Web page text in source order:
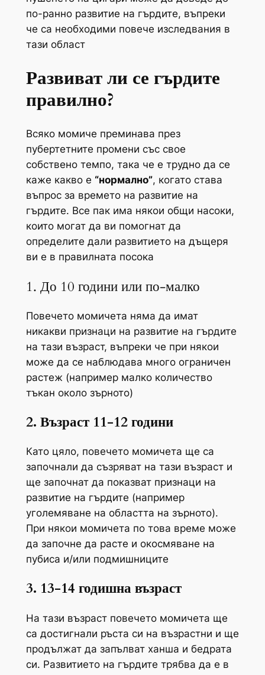
по-ранно развитие на гърдите, въпреки
че са необходими повече изследвания в
тази област
Развиват ли се гърдите
правилно?
Всяко момиче преминава през
пубертетните промени със свое
собствено темпо, така че е трудно да се
каже какво е “нормално”, когато става
въпрос за времето на развитие на
гърдите. Все пак има някои общи насоки,
които могат да ви помогнат да
определите дали развитието на дъщеря
ви е в правилната посока
1. До 10 години или по-малко
Повечето момичета няма да имат
никакви признаци на развитие на гърдите
на тази възраст, въпреки че при някои
може да се наблюдава много ограничен
растеж (например малко количество
тъкан около зърното)
2. Възраст 11-12 години
Като цяло, повечето момичета ще са
започнали да съзряват на тази възраст и
ще започнат да показват признаци на
развитие на гърдите (например
уголемяване на областта на зърното).
При някои момичета по това време може
да започне да расте и окосмяване на
пубиса и/или подмишниците
3. 13-14 годишна възраст
На тази възраст повечето момичета ще
са достигнали ръста си на възрастни и ще
продължат да запълват ханша и бедрата
си. Развитието на гърдите трябва да е в